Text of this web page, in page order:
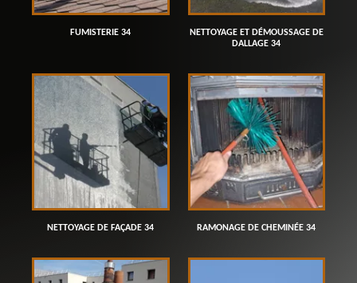
FUMISTERIE 34
NETTOYAGE ET DÉMOUSSAGE DE
DALLAGE 34
NETTOYAGE DE FAÇADE 34 RAMONAGE DE CHEMINÉE 34